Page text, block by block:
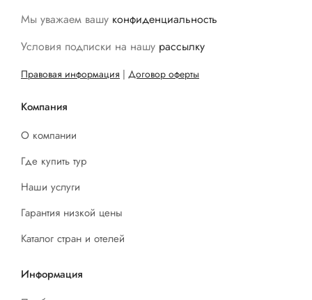
Мы уважаем вашу конфиденциальность
Условия подписки на нашу рассылку
Правовая информация | Договор оферты
Компания
О компании
Где купить тур
Наши услуги
Гарантия низкой цены
Каталог стран и отелей
Информация